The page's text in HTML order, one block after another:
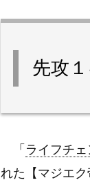
先攻
「 ライフチ
れた【マジエク